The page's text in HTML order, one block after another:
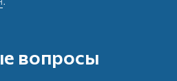
.
вопросы